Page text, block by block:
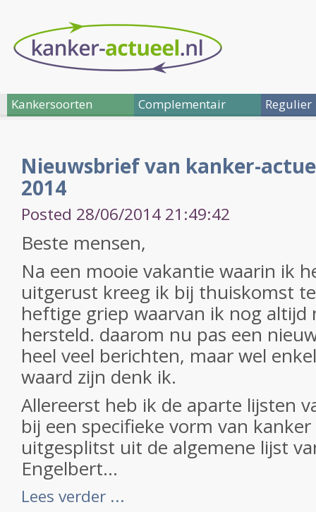
Kankersoorten Complementair Regulier
Nieuwsbrief van kanker-
2014
Posted 28/06/2014 21:49:42
Beste mensen,
Na een mooie vakantie waarin ik
uitgerust kreeg ik bij thuiskomst
heftige griep waarvan ik nog altijd
hersteld. daarom nu pas een
heel veel berichten, maar wel
waard zijn denk ik.
Allereerst heb ik de aparte lijsten
bij een specifieke vorm van
uitgesplitst uit de algemene lijst
Engelbert...
Lees verder ...